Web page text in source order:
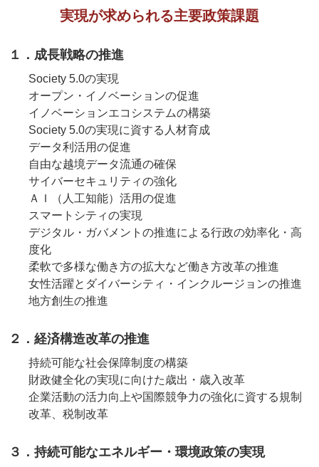
実現が求められる主要政策課題
１．成長戦略の推進
Society 5.0の実現
オープン・イノベーションの促進
イノベーションエコシステムの構築
Society 5.0の実現に資する人材育成
データ利活用の促進
自由な越境データ流通の確保
サイバーセキュリティの強化
ＡＩ（人工知能）活用の促進
スマートシティの実現
デジタル・ガバメントの推進による行政の効率化・高
度化
柔軟で多様な働き方の拡大など働き方改革の推進
女性活躍とダイバーシティ・インクルージョンの推進
地方創生の推進
２．経済構造改革の推進
持続可能な社会保障制度の構築
財政健全化の実現に向けた歳出・歳入改革
企業活動の活力向上や国際競争力の強化に資する規制
改革、税制改革
３．持続可能なエネルギー・環境政策の実現